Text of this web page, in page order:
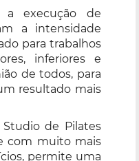
a execução de
a intensidade
para trabalhos
inferiores e
de todos, para
resultado mais
de Pilates
com muito mais
permite uma